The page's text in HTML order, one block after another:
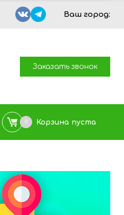
Ваш город:
Заказать звонок
0 Корзина пуста